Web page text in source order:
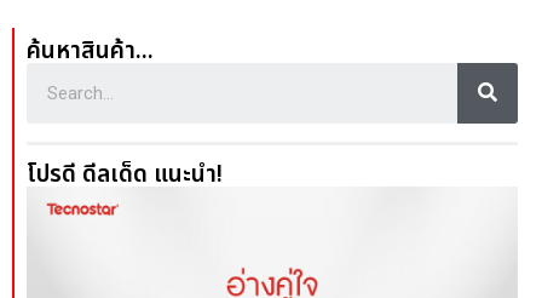
ค้นหาสินค้า...
โปรดี ดีลเด็ด แนะนำ!